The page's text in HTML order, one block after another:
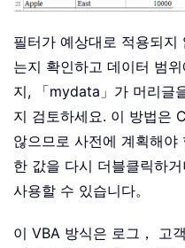
필터가 예상대로 적용되지
는지 확인하고 데이터 범
지, 「mydata」가 머리글
지 검토하세요. 이 방법은
않으므로 사전에 계획해야
한 값을 다시 더블클릭하
사용할 수 있습니다。
이 VBA 방식은 로그， 고